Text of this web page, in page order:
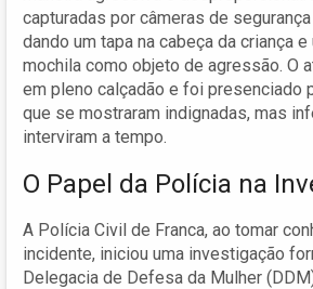
capturadas por câmeras de
dando um tapa na cabeça da criança
mochila como objeto de agressão. O
em pleno calçadão e foi presenciado
que se mostraram indignadas, mas
interviram a tempo.
O Papel da Polícia na
A Polícia Civil de Franca, ao tomar
incidente, iniciou uma investigação
Delegacia de Defesa da Mulher